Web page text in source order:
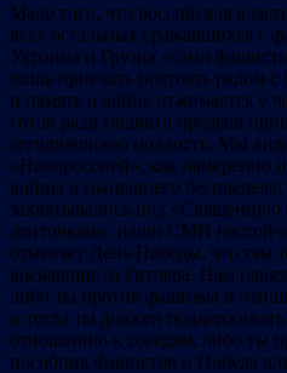
Мало того, что российская
всех остальных сражавшихся с
Украина и Грузия «сами
лишь приехать постоять рядом
и память о войне отжимается у
готов ради подвига предков
сегодняшнюю подлость. Мы
«Новороссией», как намеренно
войны и нынешнего беспредела:
захватывались под «Священную
ленточками, наши СМИ
отменяет День Победы, что там
воевавшие за Гитлера. Нам
либо ты против фашизма и
и тогда ты должен
отношению к соседям, либо ты
пособник фашистов и Победа